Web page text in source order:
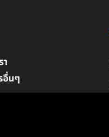
า
อื่นๆ